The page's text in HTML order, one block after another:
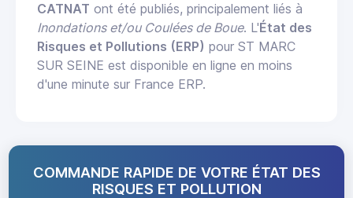
CATNAT ont été publiés, principalement liés à
Inondations et/ou Coulées de Boue. L'État des
Risques et Pollutions (ERP) pour ST MARC
SUR SEINE est disponible en ligne en moins
d'une minute sur France ERP.
COMMANDE RAPIDE DE VOTRE ÉTAT DES
RISQUES ET POLLUTION